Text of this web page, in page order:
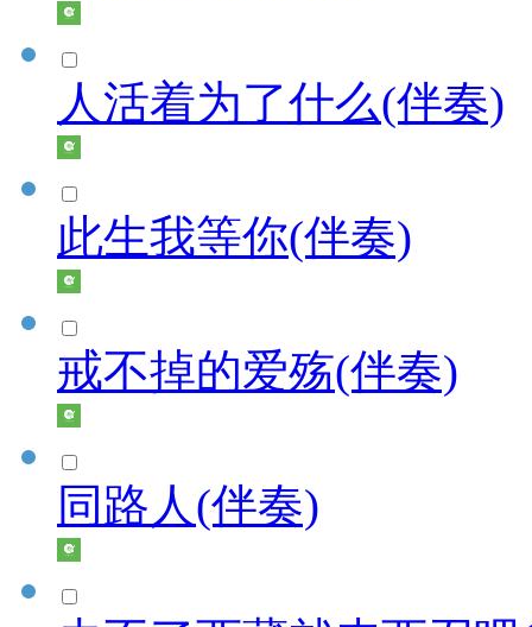
人活着为了什么(伴奏)
此生我等你(伴奏)
戒不掉的爱殇(伴奏)
同路人(伴奏)